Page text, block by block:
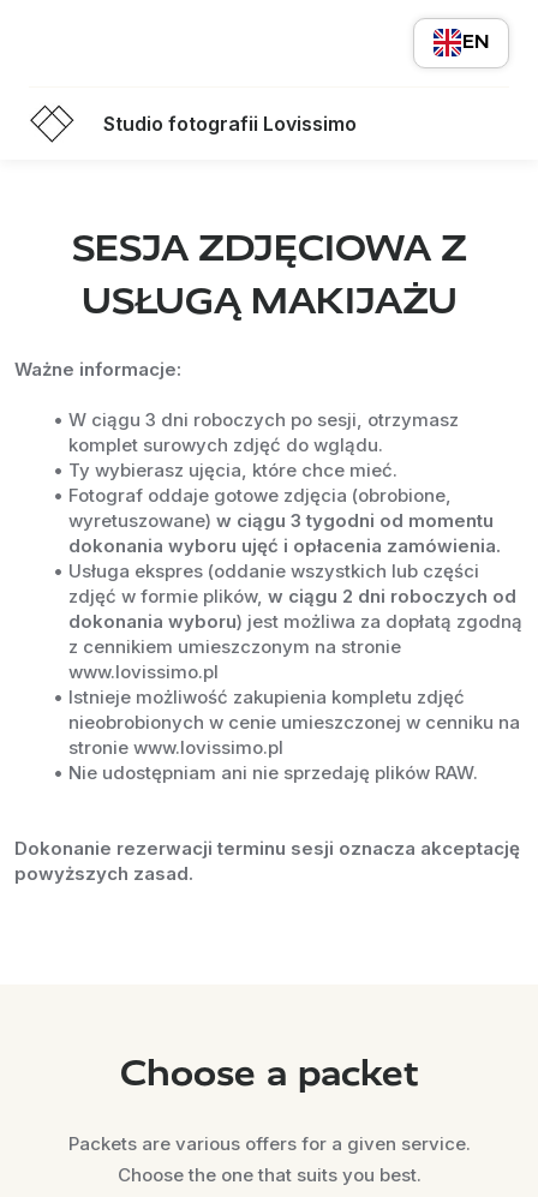
EN
Studio fotografii Lovissimo
SESJA ZDJĘCIOWA Z
USŁUGĄ MAKIJAŻU
Ważne informacje:
W ciągu 3 dni roboczych po sesji, otrzymasz
komplet surowych zdjęć do wglądu.
Ty wybierasz ujęcia, które chce mieć.
Fotograf oddaje gotowe zdjęcia (obrobione,
wyretuszowane) w ciągu 3 tygodni od momentu
dokonania wyboru ujęć i opłacenia zamówienia.
Usługa ekspres (oddanie wszystkich lub części
zdjęć w formie plików, w ciągu 2 dni roboczych od
dokonania wyboru) jest możliwa za dopłatą zgodną
z cennikiem umieszczonym na stronie
www.lovissimo.pl
Istnieje możliwość zakupienia kompletu zdjęć
nieobrobionych w cenie umieszczonej w cenniku na
stronie www.lovissimo.pl
Nie udostępniam ani nie sprzedaję plików RAW.
Dokonanie rezerwacji terminu sesji oznacza akceptację
powyższych zasad.
Choose a packet
Packets are various offers for a given service.
Choose the one that suits you best.